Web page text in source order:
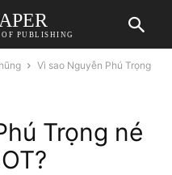
PUBLISHING
Vì sao Nguyễn Phú Trọng
Trọng né